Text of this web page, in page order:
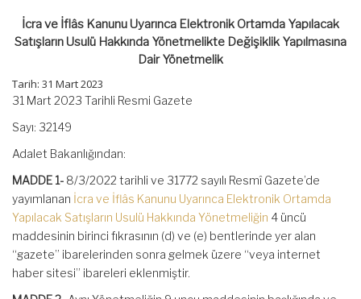
İcra ve İflâs Kanunu Uyarınca Elektronik Ortamda Yapılacak
Satışların Usulü Hakkında Yönetmelikte Değişiklik Yapılmasına
Dair Yönetmelik
Tarih: 31 Mart 2023
31 Mart 2023 Tarihli Resmi Gazete
Sayı: 32149
Adalet Bakanlığından:
MADDE 1- 8/3/2022 tarihli ve 31772 sayılı Resmî Gazete’de
yayımlanan İcra ve İflâs Kanunu Uyarınca Elektronik Ortamda
Yapılacak Satışların Usulü Hakkında Yönetmeliğin 4 üncü
maddesinin birinci fıkrasının (d) ve (e) bentlerinde yer alan
“gazete” ibarelerinden sonra gelmek üzere “veya internet
haber sitesi” ibareleri eklenmiştir.